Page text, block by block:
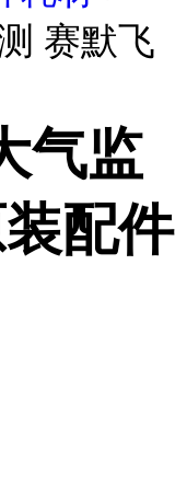
赛默飞
气监
配件